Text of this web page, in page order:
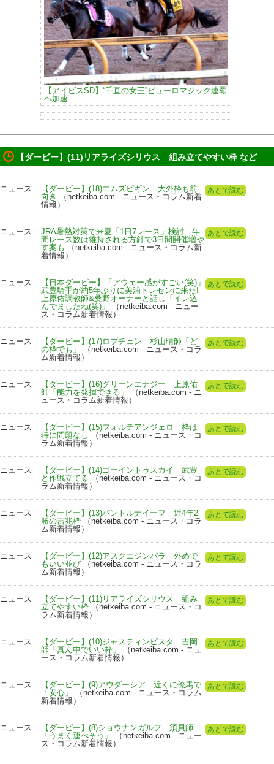
【アイビスSD】“千直の女王”ピューロマジック連覇
へ加速
【ダービー】(11)リアライズシリウス 組み立てやすい枠 など
ニュース
【ダービー】(18)エムズビギン 大外枠も前
向き
（netkeiba.com - ニュース・コラム新着
情報）
あとで読む
ニュース
JRA暑熱対策で来夏「1日7レース」検討 年
間レース数は維持される方針で3日間開催増や
す案も
（netkeiba.com - ニュース・コラム新
着情報）
あとで読む
ニュース
【日本ダービー】「アウェー感がすごい(笑)」
武豊騎手が約5年ぶりに美浦トレセンに来た!
上原佑調教師&桑野オーナーと話し「イレ込
んでましたね(笑)」
（netkeiba.com - ニュー
ス・コラム新着情報）
あとで読む
ニュース
【ダービー】(17)ロブチェン 杉山晴師「ど
の枠でも」
（netkeiba.com - ニュース・コラ
ム新着情報）
あとで読む
ニュース
【ダービー】(16)グリーンエナジー 上原佑
師「能力を発揮できる」
（netkeiba.com - ニ
ュース・コラム新着情報）
あとで読む
ニュース
【ダービー】(15)フォルテアンジェロ 枠は
特に問題なし
（netkeiba.com - ニュース・コ
ラム新着情報）
あとで読む
ニュース
【ダービー】(14)ゴーイントゥスカイ 武豊
と作戦立てる （netkeiba.com - ニュース・コ
ラム新着情報）
あとで読む
ニュース
【ダービー】(13)パントルナイーフ 近4年2
勝の吉兆枠 （netkeiba.com - ニュース・コラ
ム新着情報）
あとで読む
ニュース
【ダービー】(12)アスクエジンバラ 外めで
もいい並び （netkeiba.com - ニュース・コラ
ム新着情報）
あとで読む
ニュース
【ダービー】(11)リアライズシリウス 組み
立てやすい枠 （netkeiba.com - ニュース・コ
ラム新着情報）
あとで読む
ニュース
【ダービー】(10)ジャスティンビスタ 吉岡
師「真ん中でいい枠」
（netkeiba.com - ニュ
ース・コラム新着情報）
あとで読む
ニュース
【ダービー】(9)アウダーシア 近くに僚馬で
「安心」
（netkeiba.com - ニュース・コラム
新着情報）
あとで読む
ニュース
【ダービー】(8)ショウナンガルフ 須貝師
「うまく運べそう」
（netkeiba.com - ニュー
ス・コラム新着情報）
あとで読む